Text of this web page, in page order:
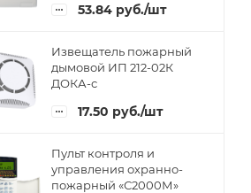
53.84 руб./шт
Извещатель пожарный
дымовой ИП 212-02К
ДОКА-с
17.50 руб./шт
Пульт контроля и
управления охранно-
пожарный «С2000М»